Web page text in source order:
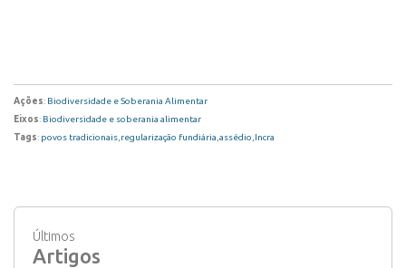
Ações: Biodiversidade e Soberania Alimentar
Eixos: Biodiversidade e soberania alimentar
Tags: povos tradicionais regularização fundiária assédio Incra
Últimos
Artigos